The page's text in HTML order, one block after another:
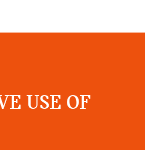
USE OF